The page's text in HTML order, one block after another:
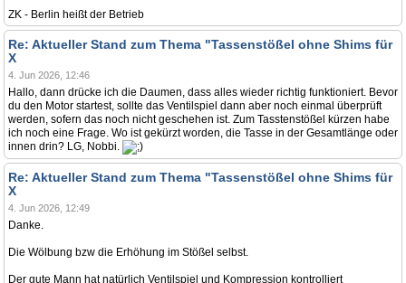
ZK - Berlin heißt der Betrieb
Re: Aktueller Stand zum Thema "Tassenstößel ohne Shims für
X
4. Jun 2026, 12:46
Hallo, dann drücke ich die Daumen, dass alles wieder richtig funktioniert. Bevor
du den Motor startest, sollte das Ventilspiel dann aber noch einmal überprüft
werden, sofern das noch nicht geschehen ist. Zum Tasstenstößel kürzen habe
ich noch eine Frage. Wo ist gekürzt worden, die Tasse in der Gesamtlänge oder
innen drin? LG, Nobbi.
Re: Aktueller Stand zum Thema "Tassenstößel ohne Shims für
X
4. Jun 2026, 12:49
Danke.
Die Wölbung bzw die Erhöhung im Stößel selbst.
Der gute Mann hat natürlich Ventilspiel und Kompression kontrolliert